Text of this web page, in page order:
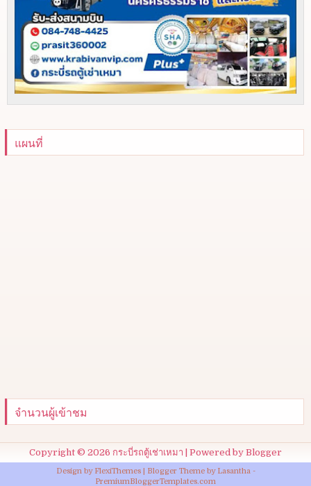
แผนที่
จำนวนผู้เข้าชม
Copyright © 2026 กระบี่รถตู้เช่าเหมา | Powered by Blogger
Design by FlexiThemes| Blogger Theme by Lasantha-
PremiumBloggerTemplates.com